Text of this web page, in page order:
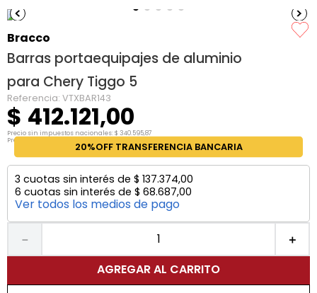
3.
Bracco
Barras portaequipajes de aluminio
para Chery Tiggo 5
Referencia: VTXBAR143
$ 412.121,00
Precio sin impuestos nacionales:$ 340.595,87
Precio por unidad:
20%OFF TRANSFERENCIA BANCARIA
3 cuotas sin interés de $ 137.374,00
6 cuotas sin interés de $ 68.687,00
Ver todos los medios de pago
＋
－
AGREGAR AL CARRITO